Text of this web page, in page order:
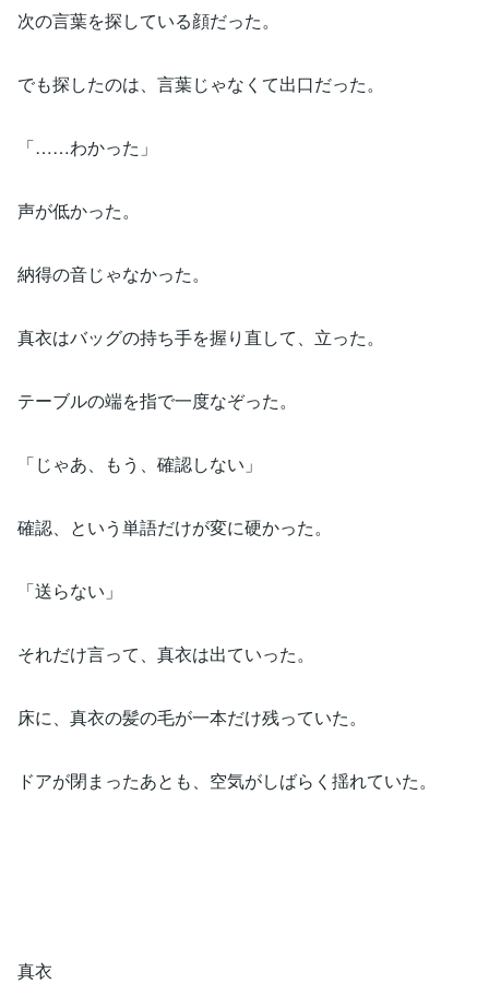
次の言葉を探している顔だった。
でも探したのは、言葉じゃなくて出口だった。
「……わかった」
声が低かった。
納得の音じゃなかった。
真衣はバッグの持ち手を握り直して、立った。
テーブルの端を指で一度なぞった。
「じゃあ、もう、確認しない」
確認、という単語だけが変に硬かった。
「送らない」
それだけ言って、真衣は出ていった。
床に、真衣の髪の毛が一本だけ残っていた。
ドアが閉まったあとも、空気がしばらく揺れていた。
真衣